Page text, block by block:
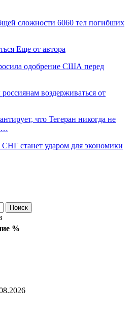
сложности 6060 тел погибших
Еще от автора
одобрение США перед
воздерживаться от
что Тегеран никогда не
станет ударом для экономики
%